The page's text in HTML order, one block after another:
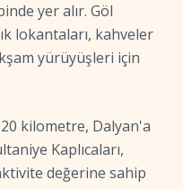
yer alır. Göl
lokantaları, kahveler
yürüyüşleri için
kilometre, Dalyan'a
Kaplıcaları,
değerine sahip